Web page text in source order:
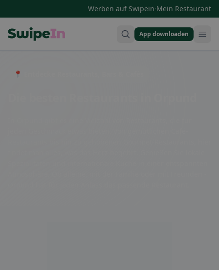
Werben auf Swipein·Mein Restaurant
App downloaden
📍 Entdecke Restaurants, Bars & Cafés